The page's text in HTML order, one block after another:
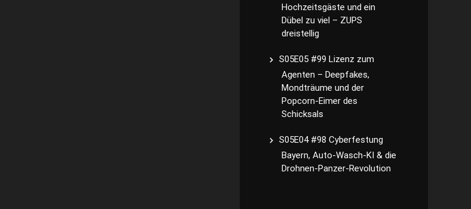
Hochzeitsgäste und ein
Dübel zu viel – ZUPS
dreistellig
S05E05 #99 Lizenz zum
Agenten – Deepfakes,
Mondträume und der
Popcorn-Eimer des
Schicksals
S05E04 #98 Cyberfestung
Bayern, Auto-Wasch-KI & die
Drohnen-Panzer-Revolution